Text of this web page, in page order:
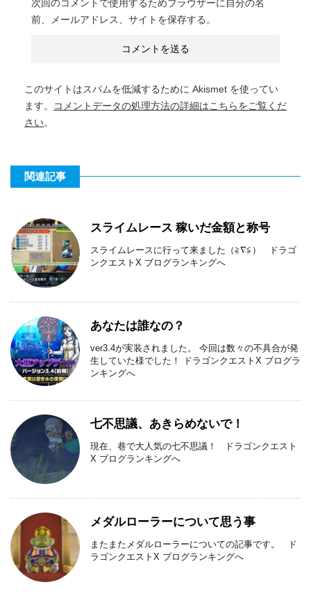
次回のコメントで使用するためブラウザーに自分の名
前、メールアドレス、サイトを保存する。
このサイトはスパムを低減するために Akismet を使ってい
ます。
コメントデータの処理方法の詳細はこちらをご覧くだ
さい。
関連記事
スライムレース 稼いだ金額と称号
スライムレースに行って来ました（≧∇≦） ドラゴ
ンクエストX ブログランキングへ
あなたは誰なの？
ver3.4が実装されました。 今回は数々の不具合が発
生していた様でした！ ドラゴンクエストX ブログラ
ンキングへ
七不思議、あきらめないで！
現在、巷で大人気の七不思議！ ドラゴンクエスト
X ブログランキングへ
メダルローラーについて思う事
またまたメダルローラーについての記事です。 ド
ラゴンクエストX ブログランキングへ